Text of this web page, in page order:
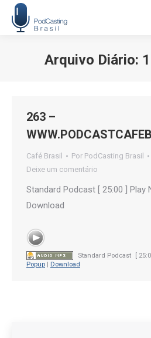
Arquivo Diário:
263 –
Café Brasil Por PodCasting Brasil
Deixe um comentário
Standard Podcast [ 25:00 ] Play
Download
Standard Podcast [
Popup
Download